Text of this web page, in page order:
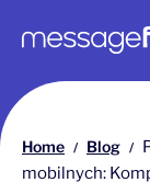
Główna
Home / Blog /
mobilnych: